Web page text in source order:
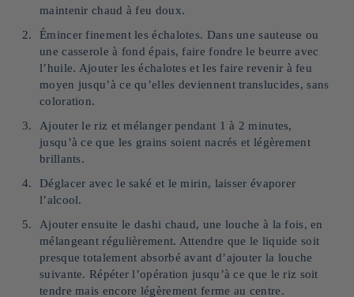
maintenir chaud à feu doux.
Émincer finement les échalotes. Dans une sauteuse ou
une casserole à fond épais, faire fondre le beurre avec
l’huile. Ajouter les échalotes et les faire revenir à feu
moyen jusqu’à ce qu’elles deviennent translucides, sans
coloration.
Ajouter le riz et mélanger pendant 1 à 2 minutes,
jusqu’à ce que les grains soient nacrés et légèrement
brillants.
Déglacer avec le saké et le mirin, laisser évaporer
l’alcool.
Ajouter ensuite le dashi chaud, une louche à la fois, en
mélangeant régulièrement. Attendre que le liquide soit
presque totalement absorbé avant d’ajouter la louche
suivante. Répéter l’opération jusqu’à ce que le riz soit
tendre mais encore légèrement ferme au centre.